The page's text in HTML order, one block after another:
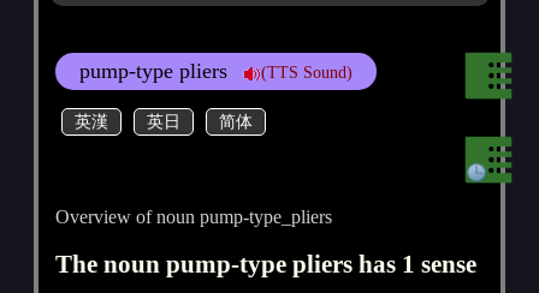
pump-type pliers (TTS Sound)
英漢 英日 简体
Overview of noun pump-type_pliers
The noun pump-type pliers has 1 sense